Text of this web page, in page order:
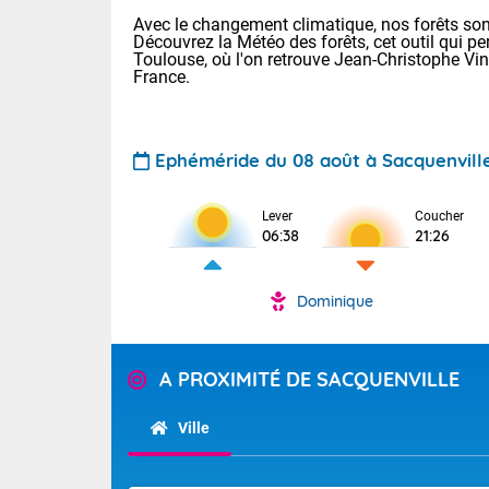
Avec le changement climatique, nos forêts
Découvrez la Météo des forêts, cet outil qui
Toulouse, où l'on retrouve Jean-Christophe
France.
Ephéméride du 08 août à
Lever
06:38
Coucher
21:26
Dominique
A PROXIMITÉ DE SACQUENVILLE
Ville
Voici les
31 Lyon : 35
: 32 Nancy :
Très
donnent